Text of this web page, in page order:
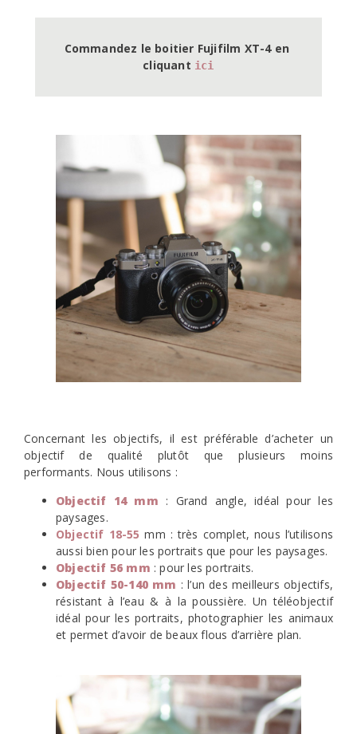
Commandez le boitier Fujifilm XT-4 en
cliquant ici
Concernant les objectifs, il est préférable d’acheter un
objectif de qualité plutôt que plusieurs moins
performants. Nous utilisons :
Objectif 14 mm : Grand angle, idéal pour les
paysages.
Objectif 18-55 mm : très complet, nous l’utilisons
aussi bien pour les portraits que pour les paysages.
Objectif 56 mm : pour les portraits.
Objectif 50-140 mm : l’un des meilleurs objectifs,
résistant à l’eau & à la poussière. Un téléobjectif
idéal pour les portraits, photographier les animaux
et permet d’avoir de beaux flous d’arrière plan.